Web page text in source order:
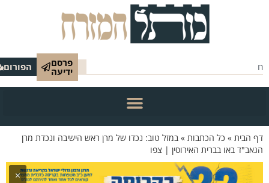
פרסם
ידיעה הפורום
הבית»כל הכתבות»במזל טוב: נכדו של מרן ראש הישיבה ונכדת מרן
באו בברית האירוסין | צפו
×